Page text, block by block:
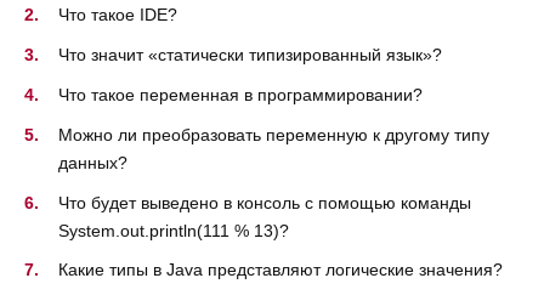
Что такое IDE?
Что значит «статически типизированный язык»?
Что такое переменная в программировании?
Можно ли преобразовать переменную к другому типу
данных?
Что будет выведено в консоль с помощью команды
System.out.println(111 % 13)?
Какие типы в Java представляют логические значения?